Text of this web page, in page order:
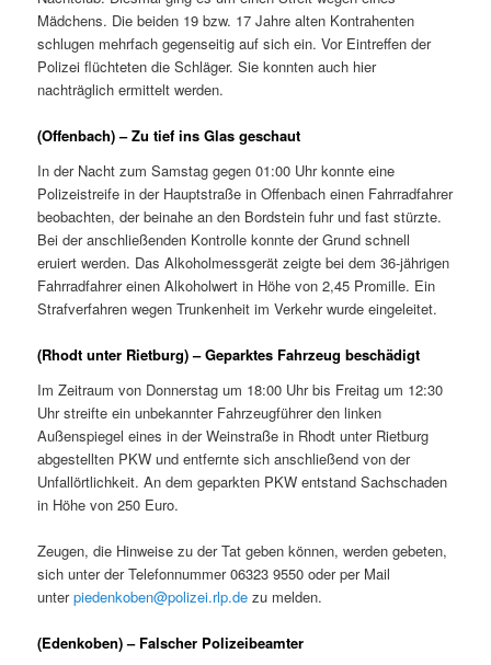
Mädchens. Die beiden 19 bzw. 17 Jahre alten Kontrahenten
schlugen mehrfach gegenseitig auf sich ein. Vor Eintreffen der
Polizei flüchteten die Schläger. Sie konnten auch hier
nachträglich ermittelt werden.
(Offenbach) – Zu tief ins Glas geschaut
In der Nacht zum Samstag gegen 01:00 Uhr konnte eine
Polizeistreife in der Hauptstraße in Offenbach einen Fahrradfahrer
beobachten, der beinahe an den Bordstein fuhr und fast stürzte.
Bei der anschließenden Kontrolle konnte der Grund schnell
eruiert werden. Das Alkoholmessgerät zeigte bei dem 36-jährigen
Fahrradfahrer einen Alkoholwert in Höhe von 2,45 Promille. Ein
Strafverfahren wegen Trunkenheit im Verkehr wurde eingeleitet.
(Rhodt unter Rietburg) – Geparktes Fahrzeug beschädigt
Im Zeitraum von Donnerstag um 18:00 Uhr bis Freitag um 12:30
Uhr streifte ein unbekannter Fahrzeugführer den linken
Außenspiegel eines in der Weinstraße in Rhodt unter Rietburg
abgestellten PKW und entfernte sich anschließend von der
Unfallörtlichkeit. An dem geparkten PKW entstand Sachschaden
in Höhe von 250 Euro.
Zeugen, die Hinweise zu der Tat geben können, werden gebeten,
sich unter der Telefonnummer 06323 9550 oder per Mail
unterpiedenkoben@polizei.rlp.de zu melden.
(Edenkoben) – Falscher Polizeibeamter